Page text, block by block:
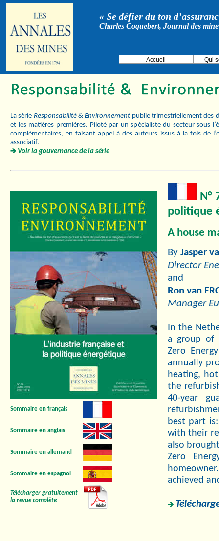
« Se défier du ton
Charles Coquebert, Journal des
Accueil Qui
La série Responsabilité & Environnement publie trimestriellement des
et les matières premières. Piloté par un spécialiste du secteur sous
complémentaires, en faisant appel à des auteurs issus à la fois de
associatif.
Voir la gouvernance de la série
Sommaire en français
Sommaire en anglais
Sommaire en allemand
Sommaire en espagnol
Télécharger gratuitement
la revue complète
N°
politique
A house
By Jasper
Director
and
Ron van
Manager
In the
a group of
Zero
annually
heating,
the
40-year
best part
with their
also
Zero
achieved